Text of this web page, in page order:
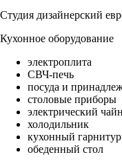
Студия дизайнерский
Кухонное оборудование
электроплита
СВЧ-печь
посуда и
столовые приборы
электрический
холодильник
кухонный гарнитур
обеденный стол